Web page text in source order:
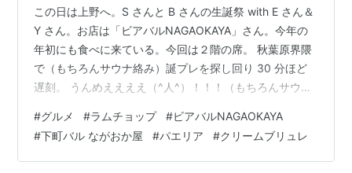
この日は上野へ。S さんと B さんの生誕祭 with E さん＆
Y さん。お店は「ビアバルNAGAOKAYA」さん。今年の
年初にも食べに来ている。今回は２階の席。 秋葉原界隈
で（もちろんサウナ絡み）誕プレを探し回り 30 分ほど
遅刻。 うんめええええ（^人^）！！！（もちろんサウナ
らいタワーでいける。１本いくらか忘れましたけどw ピ
クルス、生ハム、チーズとかの前菜。ナッツとドライフ
ルーツ入りのチーズが、直前に「成城石井」で買ってき
#グルメ #ラムチョップ #ビアバルNAGAOKAYA
#下町バル ながおか屋 #パエリア #クリームブリュレ